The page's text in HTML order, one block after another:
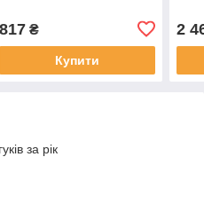
817₴
Купити
2
за рік